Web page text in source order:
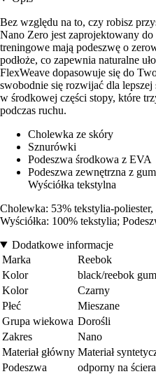
Bez względu na to, czy robisz
Nano Zero jest zaprojektowany
treningowe mają podeszwę o
podłoże, co zapewnia naturalne
FlexWeave dopasowuje się do
swobodnie się rozwijać dla
w środkowej części stopy, które
podczas ruchu.
Cholewka ze skóry
Sznurówki
Podeszwa środkowa z EVA
Podeszwa zewnętrzna z
Wyściółka tekstylna
Cholewka: 53% tekstylia-
Wyściółka: 100% tekstylia;
Dodatkowe informacje
Marka
Reebok
Kolor
black/reebok
Kolor
Czarny
Płeć
Mieszane
Grupa wiekowa Dorośli
Zakres
Nano
Materiał główny Materiał
Podeszwa
odporny na